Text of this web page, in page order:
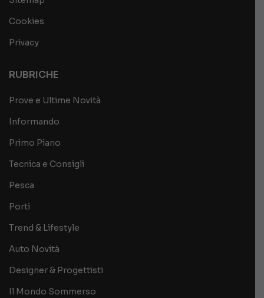
Cookies
Privacy
RUBRICHE
Prove e Ultime Novità
Informando
Primo Piano
Tecnica e Consigli
Pesca
Porti
Trend & Lifestyle
Auto Novità
Designer & Progettisti
Il Mondo Sommerso